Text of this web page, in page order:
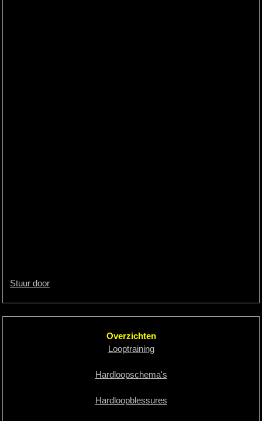
Stuur door
Overzichten
Looptraining
Hardloopschema's
Hardloopblessures